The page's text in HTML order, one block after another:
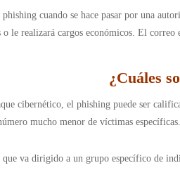
cuando se hace pasar por una
o le realizará cargos económicos. El
¿Cuáles
cibernético, el phishing puede ser
mucho menor de víctimas específicas.
va dirigido a un grupo específico de